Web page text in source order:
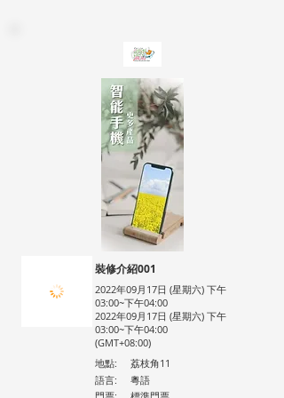
裝修介紹001
2022年09月17日 (星期六) 下午
03:00~下午04:00
2022年09月17日 (星期六) 下午
03:00~下午04:00
(GMT+08:00)
地點:
荔枝角11
語言:
粵語